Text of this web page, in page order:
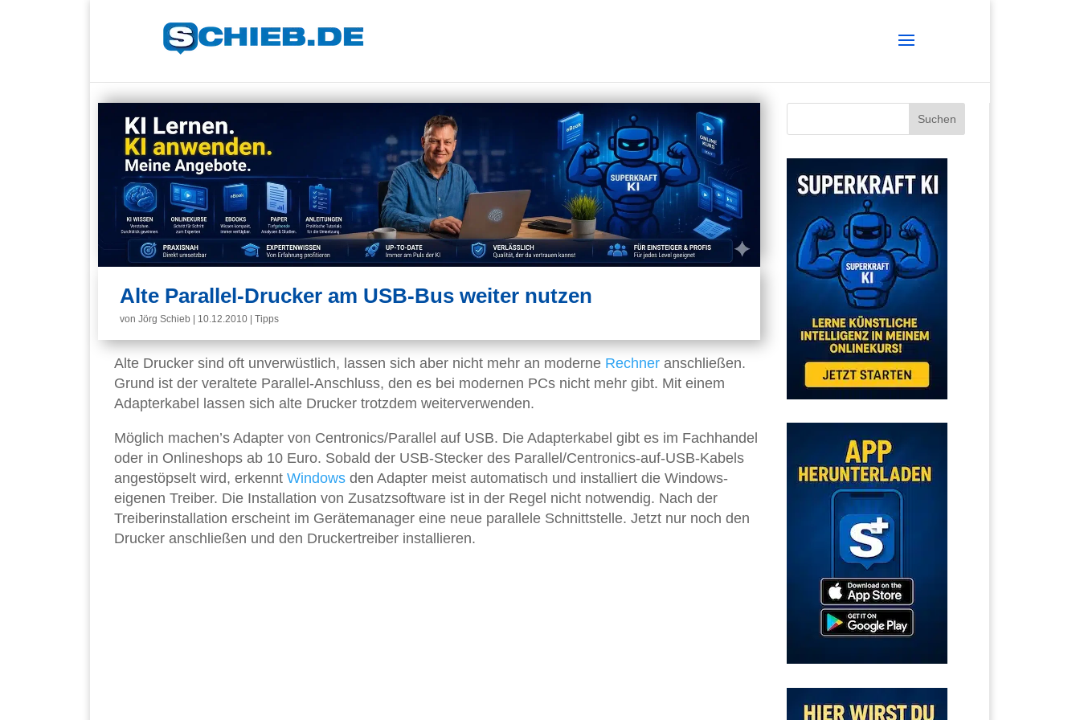
Alte Parallel-Drucker am USB-Bus weiter nutzen
von Jörg Schieb 10.12.2010 Tipps
Alte Drucker sind oft unverwüstlich, lassen sich aber nicht mehr an moderne Rechner anschließen.
Grund ist der veraltete Parallel-Anschluss, den es bei modernen PCs nicht mehr gibt. Mit einem
Adapterkabel lassen sich alte Drucker trotzdem weiterverwenden.
Möglich machen’s Adapter von Centronics/Parallel auf USB. Die Adapterkabel gibt es im Fachhandel
oder in Onlineshops ab 10 Euro. Sobald der USB-Stecker des Parallel/Centronics-auf-USB-Kabels
angestöpselt wird, erkennt Windows den Adapter meist automatisch und installiert die Windows-
eigenen Treiber. Die Installation von Zusatzsoftware ist in der Regel nicht notwendig. Nach der
Treiberinstallation erscheint im Gerätemanager eine neue parallele Schnittstelle. Jetzt nur noch den
Drucker anschließen und den Druckertreiber installieren.